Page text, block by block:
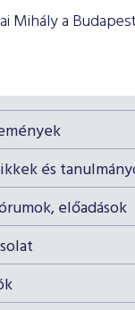
és
előadások
Mihály a